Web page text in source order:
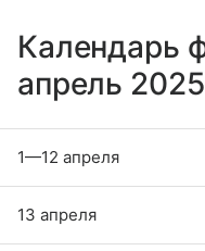
Календарь
апрель
1—12 апреля
13 апреля